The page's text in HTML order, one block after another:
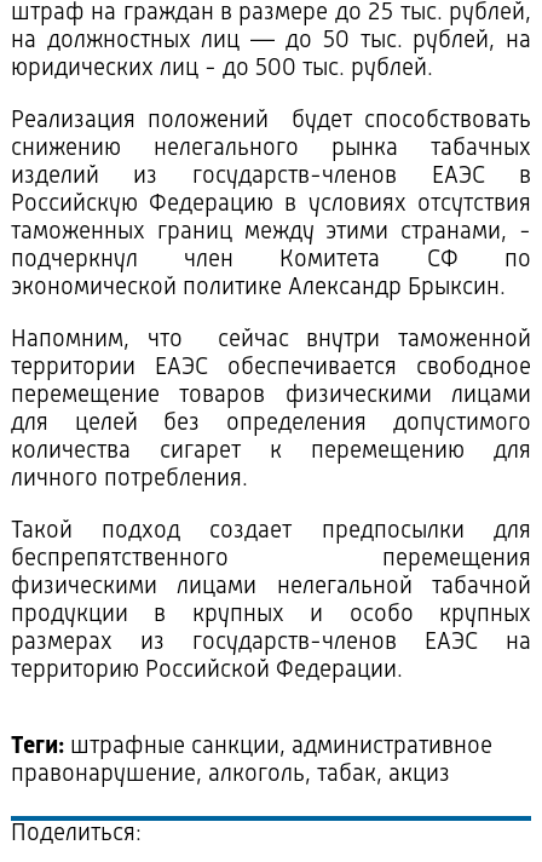
штраф на граждан в размере до 25 тыс. рублей,
на должностных лиц — до 50 тыс. рублей, на
юридических лиц - до 500 тыс. рублей.
Реализация положений будет способствовать
снижению нелегального рынка табачных
изделий из государств-членов ЕАЭС в
Российскую Федерацию в условиях отсутствия
таможенных границ между этими странами, -
подчеркнул член Комитета СФ по
экономической политике Александр Брыксин.
Напомним, что сейчас внутри таможенной
территории ЕАЭС обеспечивается свободное
перемещение товаров физическими лицами
для целей без определения допустимого
количества сигарет к перемещению для
личного потребления.
Такой подход создает предпосылки для
беспрепятственного перемещения
физическими лицами нелегальной табачной
продукции в крупных и особо крупных
размерах из государств-членов ЕАЭС на
территорию Российской Федерации.
Теги:штрафные санкции, административное
правонарушение, алкоголь, табак, акциз
Поделиться: